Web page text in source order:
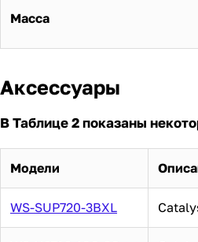
Масса
Аксессуары
В Таблице 2 показаны
Модели
WS-SUP720-3BXL